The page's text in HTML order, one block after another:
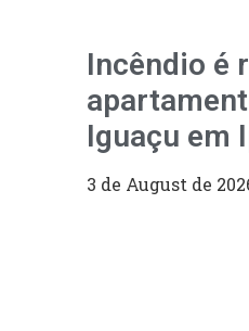
Incêndio é
Iguaçu em
3 de August de